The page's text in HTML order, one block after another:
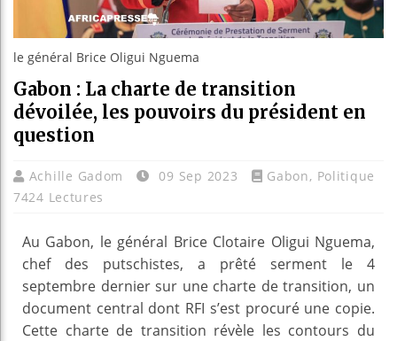
le général Brice Oligui Nguema
Gabon : La charte de transition
dévoilée, les pouvoirs du président en
question
Achille Gadom 09 Sep 2023 Gabon, Politique
7424 Lectures
Au Gabon, le général Brice Clotaire Oligui Nguema,
chef des putschistes, a prêté serment le 4
septembre dernier sur une charte de transition, un
document central dont RFI s’est procuré une copie.
Cette charte de transition révèle les contours du